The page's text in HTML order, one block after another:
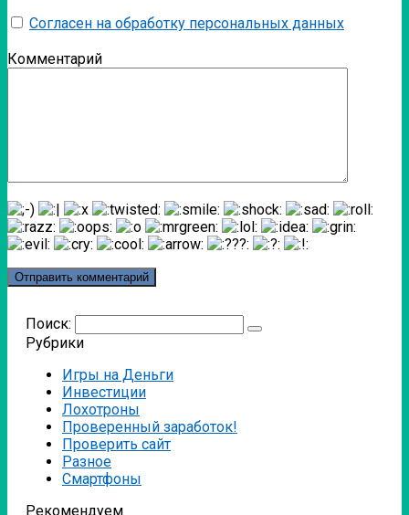
Согласен на обработку персональных данных
Комментарий
Поиск:
Рубрики
Игры на Деньги
Инвестиции
Лохотроны
Проверенный заработок!
Проверить сайт
Разное
Смартфоны
Рекомендуем